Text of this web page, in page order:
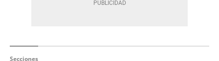
Secciones